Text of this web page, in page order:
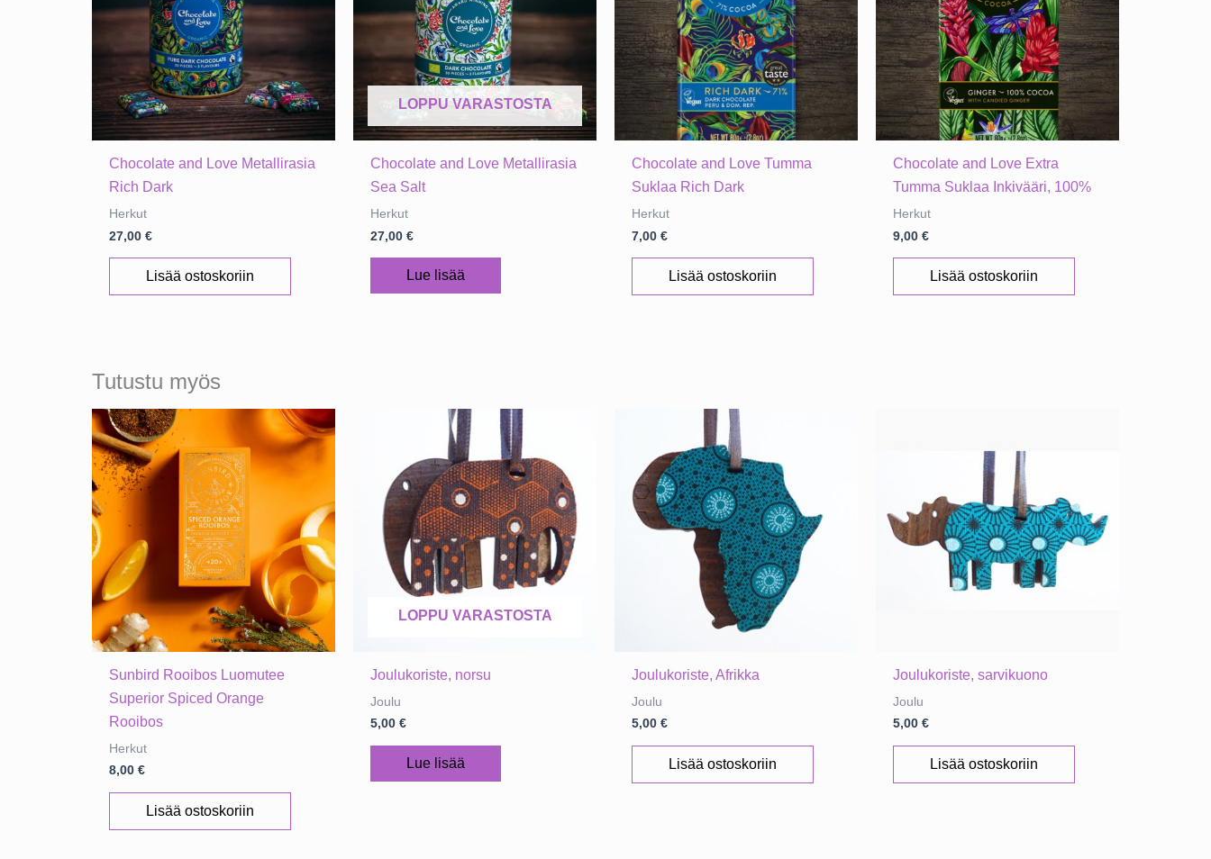
Chocolate and Love Metallirasia
Rich Dark
Herkut
27,00€
Lisää ostoskoriin
LOPPU VARASTOSTA
Chocolate and Love Metallirasia
Sea Salt
Herkut
27,00€
Lue lisää
Chocolate and Love Tumma
Suklaa Rich Dark
Herkut
7,00€
Lisää ostoskoriin
Chocolate and Love Extra
Tumma Suklaa Inkivääri, 100%
Herkut
9,00€
Lisää ostoskoriin
Tutustu myös
Sunbird Rooibos Luomutee
Superior Spiced Orange
Rooibos
Herkut
8,00€
Lisää ostoskoriin
LOPPU VARASTOSTA
Joulukoriste, norsu
Joulu
5,00€
Lue lisää
Joulukoriste, Afrikka
Joulu
5,00€
Lisää ostoskoriin
Joulukoriste, sarvikuono
Joulu
5,00€
Lisää ostoskoriin